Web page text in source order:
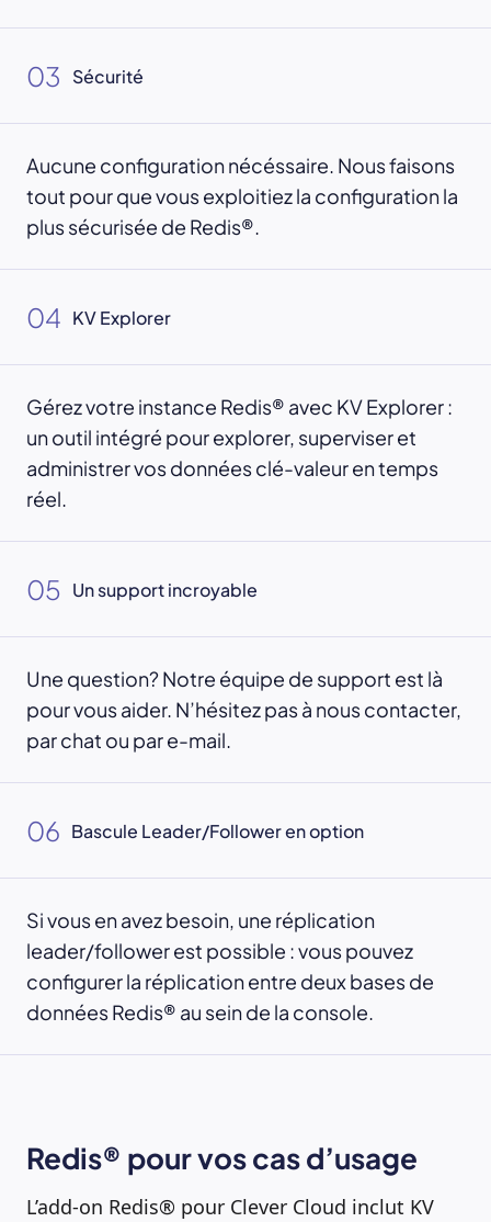
03 Sécurité
Aucune configuration nécéssaire. Nous faisons
tout pour que vous exploitiez la configuration la
plus sécurisée de Redis®.
04 KV Explorer
Gérez votre instance Redis® avec KV Explorer :
un outil intégré pour explorer, superviser et
administrer vos données clé-valeur en temps
réel.
05 Un support incroyable
Une question? Notre équipe de support est là
pour vous aider. N’hésitez pas à nous contacter,
par chat ou par e-mail.
06 Bascule Leader/Follower en option
Si vous en avez besoin, une réplication
leader/follower est possible : vous pouvez
configurer la réplication entre deux bases de
données Redis® au sein de la console.
Redis® pour vos cas d’usage
L’add-on Redis® pour Clever Cloud inclut KV